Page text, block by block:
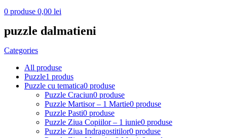
0 produse 0,00 lei
puzzle dalmatieni
Categories
All produse
Puzzle1 produs
Puzzle cu tematica0 produse
Puzzle Craciun0 produse
Puzzle Martisor – 1 Martie0 produse
Puzzle Pasti0 produse
Puzzle Ziua Copiilor – 1 iunie0 produse
Puzzle Ziua Indragostitilor0 produse